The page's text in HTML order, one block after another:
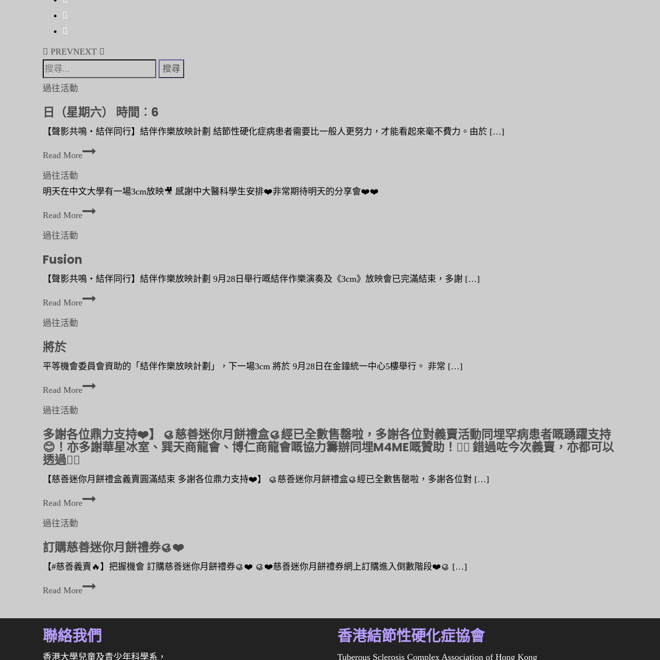
劑
標
靶
藥
物〉
中
Post
navigation
PREVNEXT
搜
尋
鍵
字:
過往活動
日（星期六） 時間︰6
【聲影共鳴‧結伴同行】結伴作樂放映計劃 結節性硬化症病患者需要比一般人更努力，才能看起來毫不費力。由於 […]
Read More日
期
六
︰
過往活動
明天在中文大學有一場3cm放映🎥 感謝中大醫科學生安排❤️非常期待明天的分享會❤️❤️
Read More
過往活動
Fusion
【聲影共鳴‧結伴同行】結伴作樂放映計劃 9月28日舉行嘅結伴作樂演奏及《3cm》放映會已完滿結束，多謝 […]
Read MoreF
o
過往活動
將於
平等機會委員會資助的「結伴作樂放映計劃」，下一場3cm 將於 9月28日在金鐘統一中心5樓舉行。 非常 […]
Read More將
過往活動
多謝各位鼎力支持❤️】 🥮慈善迷你月餅禮盒🥮經已全數售罄啦，多謝各位對義賣活動同埋罕病患者嘅踴躍支持
😊！亦多謝華星冰室、巽天商龍會、博仁商龍會嘅協力籌辦同埋M4ME嘅贊助！❤️‍🔥 錯過咗今次義賣，亦都可以
透過👉🏻
【慈善迷你月餅禮盒義賣圓滿結束 多謝各位鼎力支持❤️】 🥮慈善迷你月餅禮盒🥮經已全數售罄啦，多謝各位對 […]
Read More多
位
鼎
支
】
🥮
過往活動
訂購慈善迷你月餅禮券🥮❤️
【#慈善義賣🔥】把握機會 訂購慈善迷你月餅禮券🥮❤️ 🥮❤️慈善迷你月餅禮券網上訂購進入倒數階段❤️🥮 […]
Read More訂
慈
善
聯絡我們
香港大學兒童及青少年科學系，
香港結節性硬化症協會
Tuberous Sclerosis Complex Association of Hong Kong